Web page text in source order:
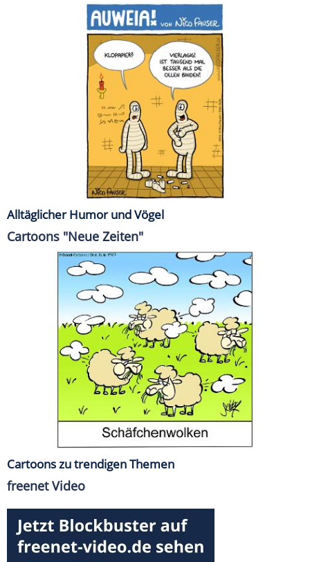
Alltäglicher Humor und Vögel
Cartoons "Neue Zeiten"
Cartoons zu trendigen Themen
freenet Video